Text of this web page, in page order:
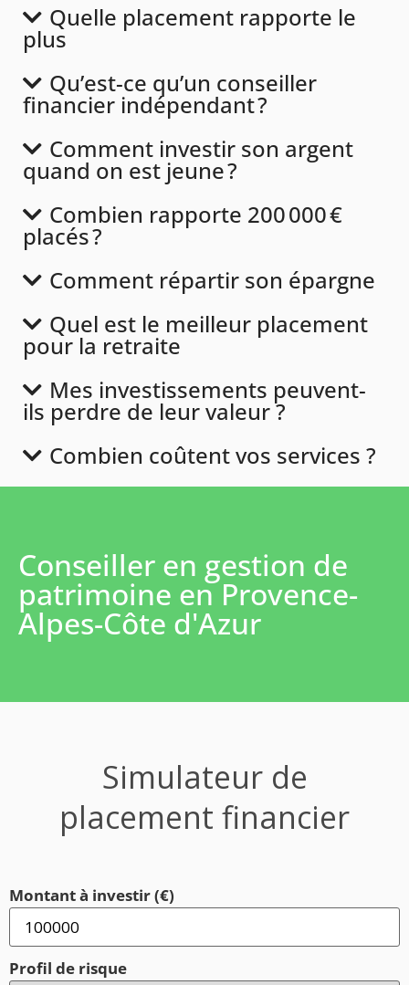
Quelle placement rapporte le
plus
Qu’est-ce qu’un conseiller
financier indépendant ?
Comment investir son argent
quand on est jeune ?
Combien rapporte 200 000 €
placés ?
Comment répartir son épargne
Quel est le meilleur placement
pour la retraite
Mes investissements peuvent-
ils perdre de leur valeur ?
Combien coûtent vos services ?
Conseiller en gestion de
patrimoine en Provence-
Alpes-Côte d'Azur
Simulateur de
placement financier
Montant à investir (€)
Profil de risque